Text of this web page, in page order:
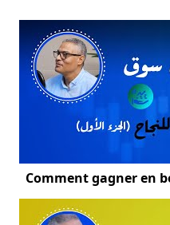
Comment gagner en